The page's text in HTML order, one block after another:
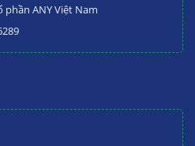
phần ANY Việt Nam